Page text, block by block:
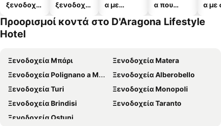
ξενοδοχεί
ξενοδοχεί
α με
α που
κατοικίδι
α με
Προορισμοί κοντά στο D'Aragona Lifestyle
Hotel
Ξενοδοχεία Μπάρι
Ξενοδοχεία Matera
Ξενοδοχεία Polignano a Mare
Ξενοδοχεία Alberobello
Ξενοδοχεία Turi
Ξενοδοχεία Monopoli
Ξενοδοχεία Brindisi
Ξενοδοχεία Taranto
Ξενοδοχεία Ostuni